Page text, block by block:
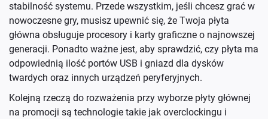
stabilność systemu. Przede wszystkim, jeśli chcesz grać w
nowoczesne gry, musisz upewnić się, że Twoja płyta
główna obsługuje procesory i karty graficzne o najnowszej
generacji. Ponadto ważne jest, aby sprawdzić, czy płyta ma
odpowiednią ilość portów USB i gniazd dla dysków
twardych oraz innych urządzeń peryferyjnych.
Kolejną rzeczą do rozważenia przy wyborze płyty głównej
na promocji są technologie takie jak overclockingu i